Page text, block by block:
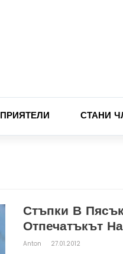
ПРИЯТЕЛИ СТАНИ
Стъпки В
Отпечатъкът
Anton 27.01.2012